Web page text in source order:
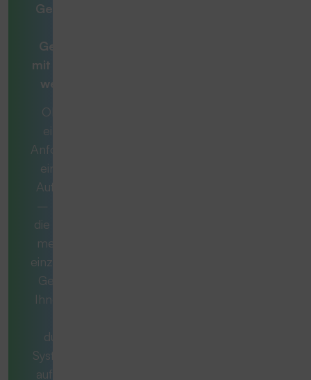
Gemeinsam zur
Gesamtlösung
mit
weiterdenken
Ob es sich um
eine konkrete
Anforderung oder
eine komplexe
Aufgabe handelt
– manchmal ist
die ideale Lösung
mehr als nur ein
einzelnes Produkt.
Gemeinsam mit
Ihnen entwickeln
durchdachtes
System, das exakt
auf Ihren Bedarf